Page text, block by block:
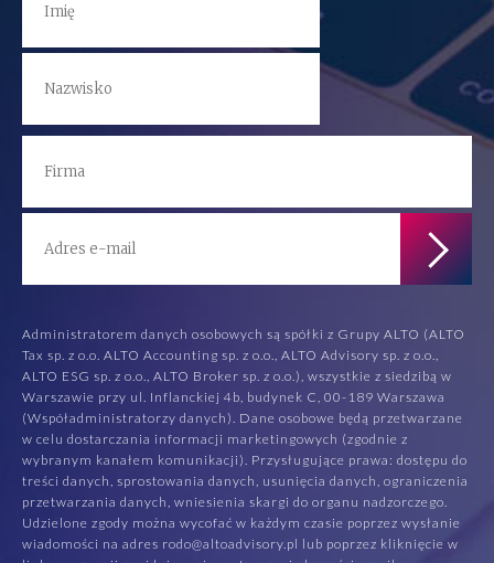
Administratorem danych osobowych są spółki z Grupy ALTO (ALTO
Tax sp. z o.o. ALTO Accounting sp. z o.o., ALTO Advisory sp. z o.o.,
ALTO ESG sp. z o.o., ALTO Broker sp. z o.o.), wszystkie z siedzibą w
Warszawie przy ul. Inflanckiej 4b, budynek C, 00-189 Warszawa
(Współadministratorzy danych). Dane osobowe będą przetwarzane
w celu dostarczania informacji marketingowych (zgodnie z
wybranym kanałem komunikacji). Przysługujące prawa: dostępu do
treści danych, sprostowania danych, usunięcia danych, ograniczenia
przetwarzania danych, wniesienia skargi do organu nadzorczego.
Udzielone zgody można wycofać w każdym czasie poprzez wysłanie
wiadomości na adres rodo@altoadvisory.pl lub poprzez kliknięcie w